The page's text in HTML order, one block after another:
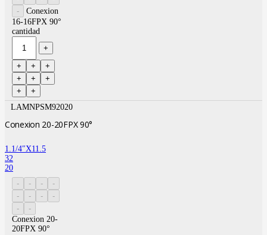
Conexion
16-16FPX 90°
cantidad
LAMNPSM92020
Conexion 20-20FPX 90°
1.1/4″X11.5
32
20
Conexion 20-
20FPX 90°